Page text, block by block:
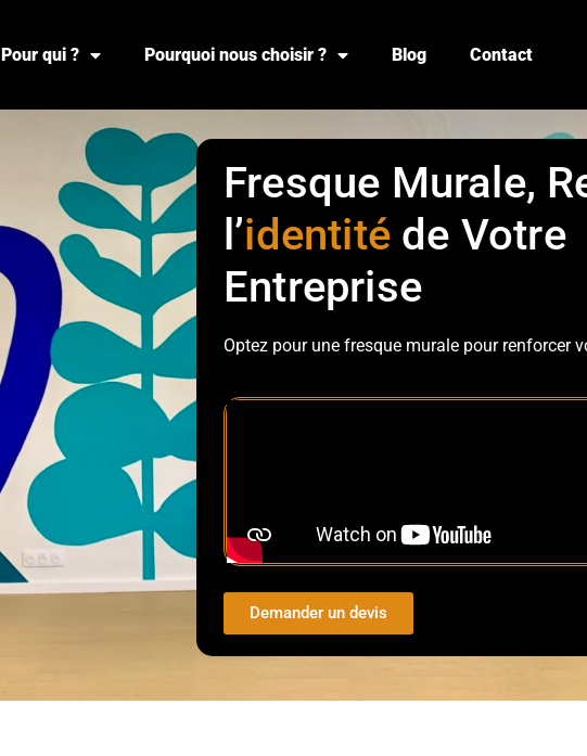
Pour qui ? Pourquoi nous choisir ? Blog Contact
Fresque Murale,
l’identité de Votre
Entreprise
Optez pour une fresque murale pour renforcer
Demander un devis